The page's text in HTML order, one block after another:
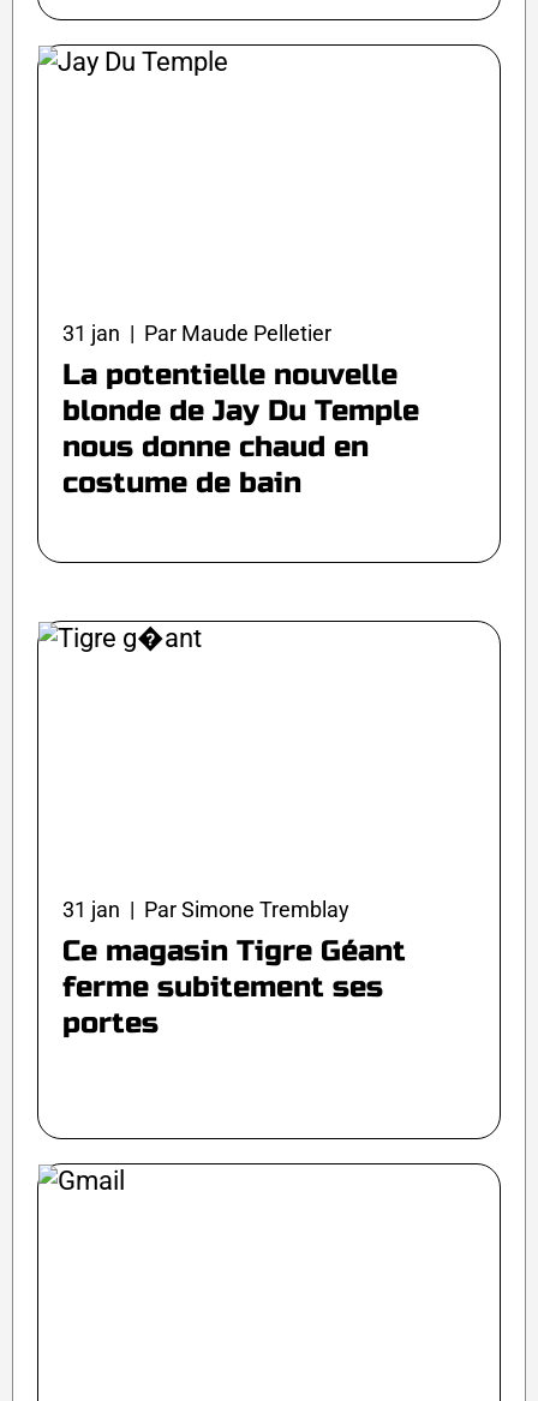
31 jan | Par Maude Pelletier
La potentielle nouvelle
blonde de Jay Du Temple
nous donne chaud en
costume de bain
31 jan | Par Simone Tremblay
Ce magasin Tigre Géant
ferme subitement ses
portes